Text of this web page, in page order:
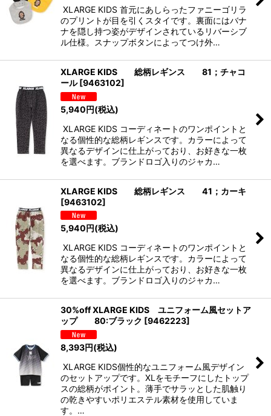
XLARGE KIDS 首元にあしらったファニーゴリラ
のプリントが目を引くスタイです。裏面にはバナ
ナを隠し持つ姿がデザインされているリバーシブ
ル仕様。スナップボタンによってつけ外…
XLARGE KIDS 総柄レギンス 81；チャコ
ール [9463102]
5,940円(税込)
XLARGE KIDS コーディネートのワンポイントと
なる個性的な総柄レギンスです。カラーによって
異なるデザインに仕上がっており、お好きな一枚
を選べます。ブランドロゴ入りのジャカ…
XLARGE KIDS 総柄レギンス 41；カーキ
[9463102]
5,940円(税込)
XLARGE KIDS コーディネートのワンポイントと
なる個性的な総柄レギンスです。カラーによって
異なるデザインに仕上がっており、お好きな一枚
を選べます。ブランドロゴ入りのジャカ…
30%off XLARGE KIDS ユニフォーム風セットア
ップ 80:ブラック [9462223]
8,393円(税込)
XLARGE KIDS個性的なユニフォーム風デザイン
のセットアップです。XLをモチーフにしたトップ
スの総柄がポイント。薄手でサラッとした肌触り
の乾きやすいポリエステル素材を使用していま
す。…